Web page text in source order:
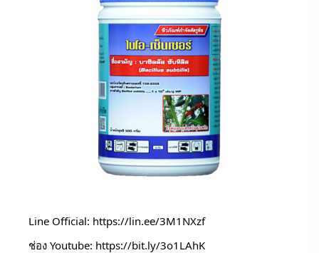
Line Official: https://lin.ee/3M1NXzf
ช่อง Youtube: https://bit.ly/3o1LAhK